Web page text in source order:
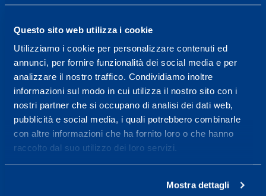
Questo sito web utilizza i cookie
Utilizziamo i cookie per personalizzare contenuti ed
annunci, per fornire funzionalità dei social media e per
analizzare il nostro traffico. Condividiamo inoltre
informazioni sul modo in cui utilizza il nostro sito con i
nostri partner che si occupano di analisi dei dati web,
pubblicità e social media, i quali potrebbero combinarle
con altre informazioni che ha fornito loro o che hanno
raccolto dal suo utilizzo dei loro servizi.
Mostra dettagli
From Monday to Friday
Service center for high
performance and well-
being.
More informations